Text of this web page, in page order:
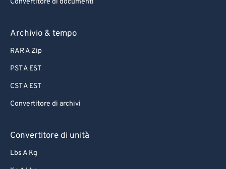
Convertitore di documenti
Archivio & tempo
RAR A Zip
PST A EST
CST A EST
Convertitore di archivi
Convertitore di unità
Lbs A Kg